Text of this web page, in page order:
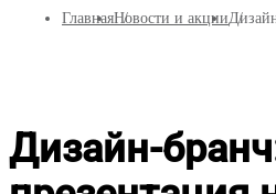
Посмотреть все
ГлавнаяНовости и акции
Дизайн-